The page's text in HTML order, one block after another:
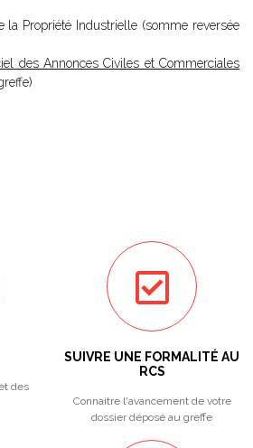
la Propriété Industrielle (somme reversée
des Annonces Civiles et Commerciales
des
SUIVRE UNE FORMALITÉ AU
RCS
Connaitre l'avancement de votre
dossier déposé au greffe